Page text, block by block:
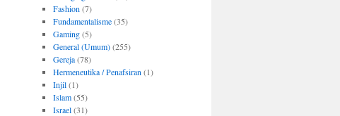
Fashion (7)
Fundamentalisme(35)
Gaming(5)
General (Umum)(255)
Gereja(78)
Hermeneutika / Penafsiran (1)
Injil(1)
Islam(55)
Israel(31)